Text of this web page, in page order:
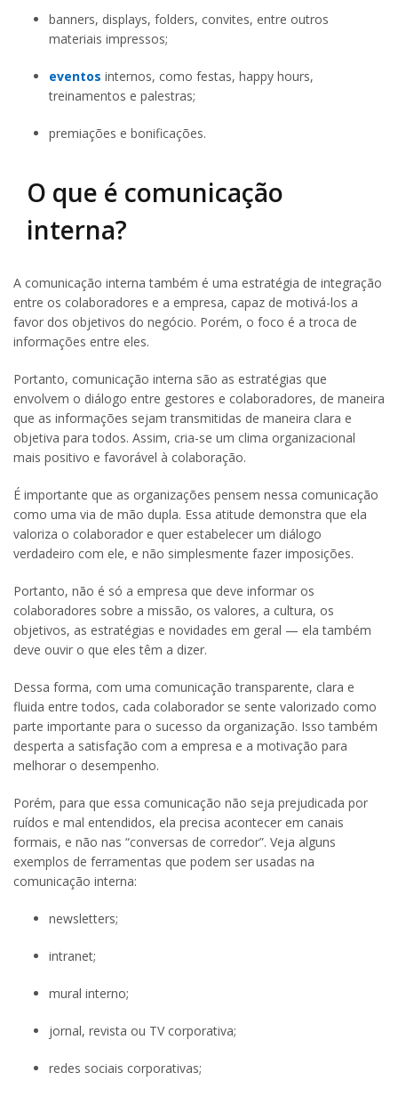
banners, displays, folders, convites, entre outros
materiais impressos;
eventos internos, como festas, happy hours,
treinamentos e palestras;
premiações e bonificações.
O que é comunicação
interna?
A comunicação interna também é uma estratégia de integração
entre os colaboradores e a empresa, capaz de motivá-los a
favor dos objetivos do negócio. Porém, o foco é a troca de
informações entre eles.
Portanto, comunicação interna são as estratégias que
envolvem o diálogo entre gestores e colaboradores, de maneira
que as informações sejam transmitidas de maneira clara e
objetiva para todos. Assim, cria-se um clima organizacional
mais positivo e favorável à colaboração.
É importante que as organizações pensem nessa comunicação
como uma via de mão dupla. Essa atitude demonstra que ela
valoriza o colaborador e quer estabelecer um diálogo
verdadeiro com ele, e não simplesmente fazer imposições.
Portanto, não é só a empresa que deve informar os
colaboradores sobre a missão, os valores, a cultura, os
objetivos, as estratégias e novidades em geral — ela também
deve ouvir o que eles têm a dizer.
Dessa forma, com uma comunicação transparente, clara e
fluida entre todos, cada colaborador se sente valorizado como
parte importante para o sucesso da organização. Isso também
desperta a satisfação com a empresa e a motivação para
melhorar o desempenho.
Porém, para que essa comunicação não seja prejudicada por
ruídos e mal entendidos, ela precisa acontecer em canais
formais, e não nas “conversas de corredor”. Veja alguns
exemplos de ferramentas que podem ser usadas na
comunicação interna:
newsletters;
intranet;
mural interno;
jornal, revista ou TV corporativa;
redes sociais corporativas;